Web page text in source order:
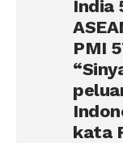
India
PMI
kata